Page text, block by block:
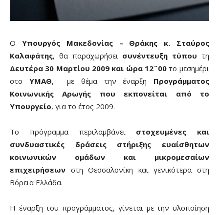
Ο Υπουργός Μακεδονίας – Θράκης κ. Σταύρος
Καλαφάτης, θα παραχωρήσει συνέντευξη τύπουτη
Δευτέρα 30 Μαρτίου 2009 και ώρα 12¨00το μεσημέρι
στο ΥΜΑΘ, με θέμα την έναρξη Προγράμματος
Κοινωνικής Αρωγής που εκπονείται από το
Υπουργείο, για το έτος 2009.
Το πρόγραμμα περιλαμβάνει στοχευμένες και
συνδυαστικές δράσεις στήριξης ευαίσθητων
κοινωνικών ομάδων και μικρομεσαίων
επιχειρήσεων στη Θεσσαλονίκη και γενικότερα στη
Βόρεια Ελλάδα.
Η έναρξη του προγράμματος, γίνεται με την υλοποίηση